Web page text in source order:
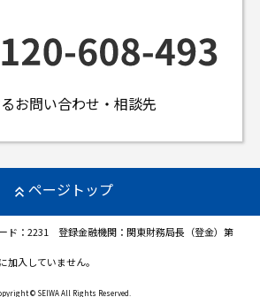
お問い合わせ・相談先
ページトップ
ド：2231 登録金融機関：関東財務局長（登金）第
加入していません。
© SEIWA All Rights Reserved.